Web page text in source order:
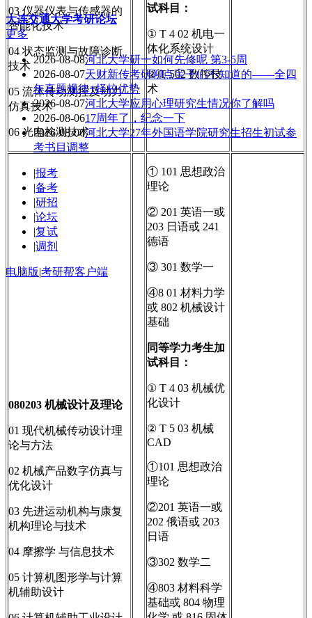
03 仪器仪表与传感器的
智能化技术
04 状态监测与故障诊断
技术
05 流体传动测控及动力
仿真技术
06 光电检测技术
试科目：
① T 4 02 机电一
体化系统设计
② T 502 数控技
术
080203 机械设计及理论
01 现代机械传动设计理
论与方法
02 机械产品数字仿真与
优化设计
03 先进运动机构与康复
机构理论与技术
04 摩擦学 与信息技术
05 计算机图形学与计算
机辅助设计
① 101 思想政治
理论
② 201 英语一或
203 日语或 241
德语
③ 301 数学一
④8 01 材料力学
或 802 机械设计
基础
同等学力考生加
试科目：
① T 4 03 机械优
化设计
② T 5 03 机械
CAD
①101 思想政治
理论
②201 英语一或
202 俄语或 203
日语
③302 数学二
④803 材料科学
基础或 804 物理
大连交通大学考研论坛
更多
2026-08-08河北大学研一如何先修呢 第3-5周
2026-08-07天财新传考研聊点宝子们不知道的——全四
年真题规律+择校优势
2026-08-07河北大学应用心理研究生情况你了解吗
2026-08-0617周年了，纪念一下
2026-08-06河北大学27年外国语学院研究生招生初试参
考书目调整
|报考
|备考
|研招
|论坛
|复试
|调剂
电脑版|考研帮客户端